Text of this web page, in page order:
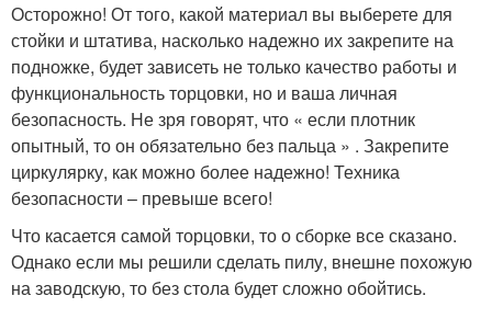
Осторожно! От того, какой материал вы выберете для
стойки и штатива, насколько надежно их закрепите на
подножке, будет зависеть не только качество работы и
функциональность торцовки, но и ваша личная
безопасность. Не зря говорят, что « если плотник
опытный, то он обязательно без пальца » . Закрепите
циркулярку, как можно более надежно! Техника
безопасности – превыше всего!
Что касается самой торцовки, то о сборке все сказано.
Однако если мы решили сделать пилу, внешне похожую
на заводскую, то без стола будет сложно обойтись.